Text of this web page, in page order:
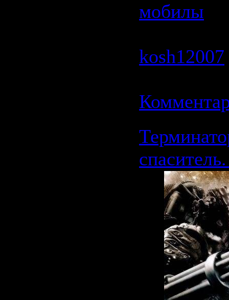
мобилы
kosh12007